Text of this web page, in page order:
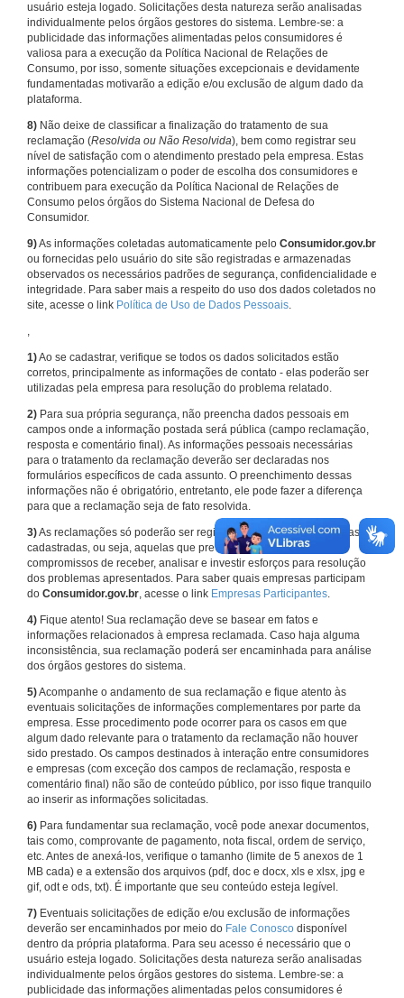
usuário esteja logado. Solicitações desta natureza serão analisadas
individualmente pelos órgãos gestores do sistema. Lembre-se: a
publicidade das informações alimentadas pelos consumidores é
valiosa para a execução da Política Nacional de Relações de
Consumo, por isso, somente situações excepcionais e devidamente
fundamentadas motivarão a edição e/ou exclusão de algum dado da
plataforma.
8) Não deixe de classificar a finalização do tratamento de sua
reclamação (Resolvida ou Não Resolvida), bem como registrar seu
nível de satisfação com o atendimento prestado pela empresa. Estas
informações potencializam o poder de escolha dos consumidores e
contribuem para execução da Política Nacional de Relações de
Consumo pelos órgãos do Sistema Nacional de Defesa do
Consumidor.
9)As informações coletadas automaticamente pelo Consumidor.gov.br
ou fornecidas pelo usuário do site são registradas e armazenadas
observados os necessários padrões de segurança, confidencialidade e
integridade. Para saber mais a respeito do uso dos dados coletados no
site, acesse o link Política de Uso de Dados Pessoais.
,
1)Ao se cadastrar, verifique se todos os dados solicitados estão
corretos, principalmente as informações de contato - elas poderão ser
utilizadas pela empresa para resolução do problema relatado.
2) Para sua própria segurança, não preencha dados pessoais em
campos onde a informação postada será pública (campo reclamação,
resposta e comentário final). As informações pessoais necessárias
para o tratamento da reclamação deverão ser declaradas nos
formulários específicos de cada assunto. O preenchimento dessas
informações não é obrigatório, entretanto, ele pode fazer a diferença
para que a reclamação seja de fato resolvida.
3)As reclamações só poderão ser registradas em face de empresas
cadastradas, ou seja, aquelas que previamente assumiram
compromissos de receber, analisar e investir esforços para resolução
dos problemas apresentados. Para saber quais empresas participam
do Consumidor.gov.br, acesse o link Empresas Participantes.
4) Fique atento! Sua reclamação deve se basear em fatos e
informações relacionados à empresa reclamada. Caso haja alguma
inconsistência, sua reclamação poderá ser encaminhada para análise
dos órgãos gestores do sistema.
5)Acompanhe o andamento de sua reclamação e fique atento às
eventuais solicitações de informações complementares por parte da
empresa. Esse procedimento pode ocorrer para os casos em que
algum dado relevante para o tratamento da reclamação não houver
sido prestado. Os campos destinados à interação entre consumidores
e empresas (com exceção dos campos de reclamação, resposta e
comentário final) não são de conteúdo público, por isso fique tranquilo
ao inserir as informações solicitadas.
6) Para fundamentar sua reclamação, você pode anexar documentos,
tais como, comprovante de pagamento, nota fiscal, ordem de serviço,
etc. Antes de anexá-los, verifique o tamanho (limite de 5 anexos de 1
MB cada) e a extensão dos arquivos (pdf, doc e docx, xls e xlsx, jpg e
gif, odt e ods, txt). É importante que seu conteúdo esteja legível.
7) Eventuais solicitações de edição e/ou exclusão de informações
deverão ser encaminhados por meio do Fale Conosco disponível
dentro da própria plataforma. Para seu acesso é necessário que o
usuário esteja logado. Solicitações desta natureza serão analisadas
individualmente pelos órgãos gestores do sistema. Lembre-se: a
publicidade das informações alimentadas pelos consumidores é